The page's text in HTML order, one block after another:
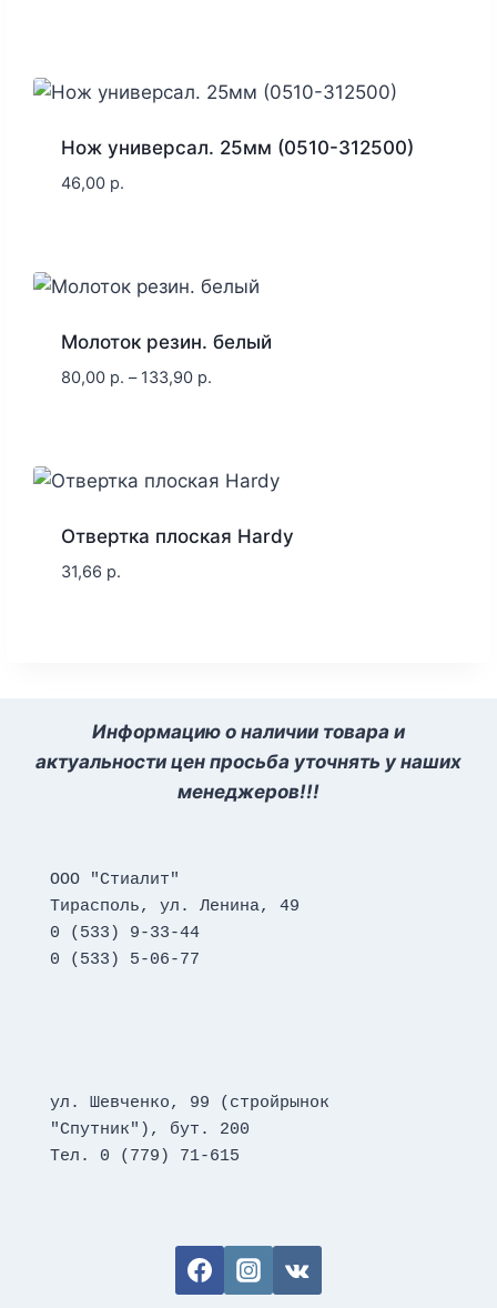
Нож универсал. 25мм (0510-312500)
46,00 р.
Молоток резин. белый
80,00 р. – 133,90 р.
Отвертка плоская Hardy
31,66 р.
Информацию о наличии товара и
актуальности цен просьба уточнять у наших
менеджеров!!!
ООО "Стиалит"
Тирасполь, ул. Ленина, 49
0 (533) 9-33-44
0 (533) 5-06-77
ул. Шевченко, 99 (стройрынок
"Спутник"), бут. 200
Тел. 0 (779) 71-615